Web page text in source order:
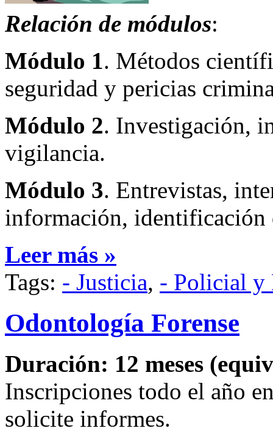
Relación de módulos:
Módulo 1. Métodos
seguridad y pericias
Módulo 2. Investigación,
vigilancia.
Módulo 3. Entrevistas,
información, identificación
Leer más »
Tags: - Justicia, - Policial
Odontología Forense
Duración: 12 meses
Inscripciones todo el año
solicite informes.